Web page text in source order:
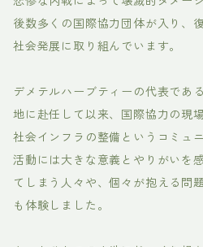
後数多くの国際協力団体が入り、
社会発展に取り組んでいます。
デメテルハーブティーの代表であ
地に赴任して以来、国際協力の現
社会インフラの整備というコミュ
活動には大きな意義とやりがいを
てしまう人々や、個々が抱える問
も体験しました。